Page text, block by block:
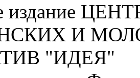
издание
И
"ИДЕЯ"